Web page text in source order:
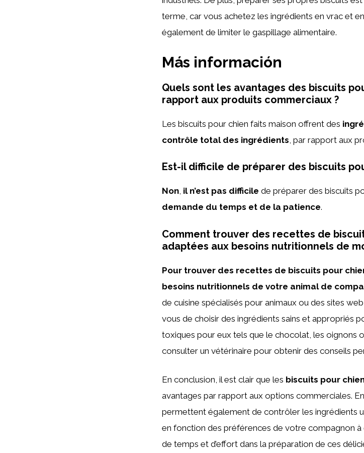
terme, car vous achetez les ingrédients en vrac et
également de limiter le gaspillage alimentaire.
Más información
Quels sont les avantages des biscuits
rapport aux produits commerciaux ?
Les biscuits pour chien faits maison offrent des
contrôle total des ingrédients , par rapport aux
Est-il difficile de préparer des biscuits
Non, il n’est pas difficile de préparer des biscuits
demande du temps et de la patience.
Comment trouver des recettes de
adaptées aux besoins nutritionnels de
Pour trouver des recettes de biscuits pour
besoins nutritionnels de votre animal de
de cuisine spécialisés pour animaux ou des sites
vous de choisir des ingrédients sains et appropriés
toxiques pour eux tels que le chocolat, les oignons
consulter un vétérinaire pour obtenir des conseils
En conclusion, il est clair que les biscuits pour
avantages par rapport aux options commerciales. En
permettent également de contrôler les ingrédients
en fonction des préférences de votre compagnon à
de temps et d’effort dans la préparation de ces